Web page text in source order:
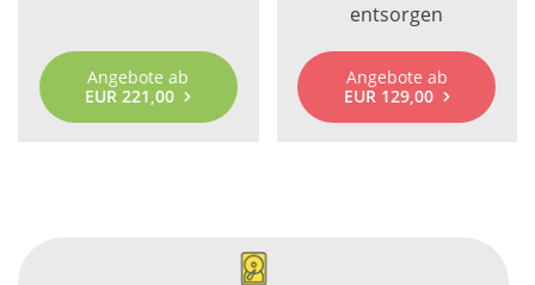
Angebote ab
EUR 221,00
entsorgen
Angebote ab
EUR 129,00